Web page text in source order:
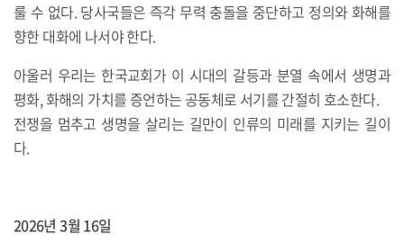
룰 수 없다. 당사국들은 즉각 무력 충돌을 중단하고 정의와 화해를
향한 대화에 나서야 한다.
아울러 우리는 한국교회가 이 시대의 갈등과 분열 속에서 생명과
평화, 화해의 가치를 증언하는 공동체로 서기를 간절히 호소한다.
전쟁을 멈추고 생명을 살리는 길만이 인류의 미래를 지키는 길이
다.
2026년 3월 16일